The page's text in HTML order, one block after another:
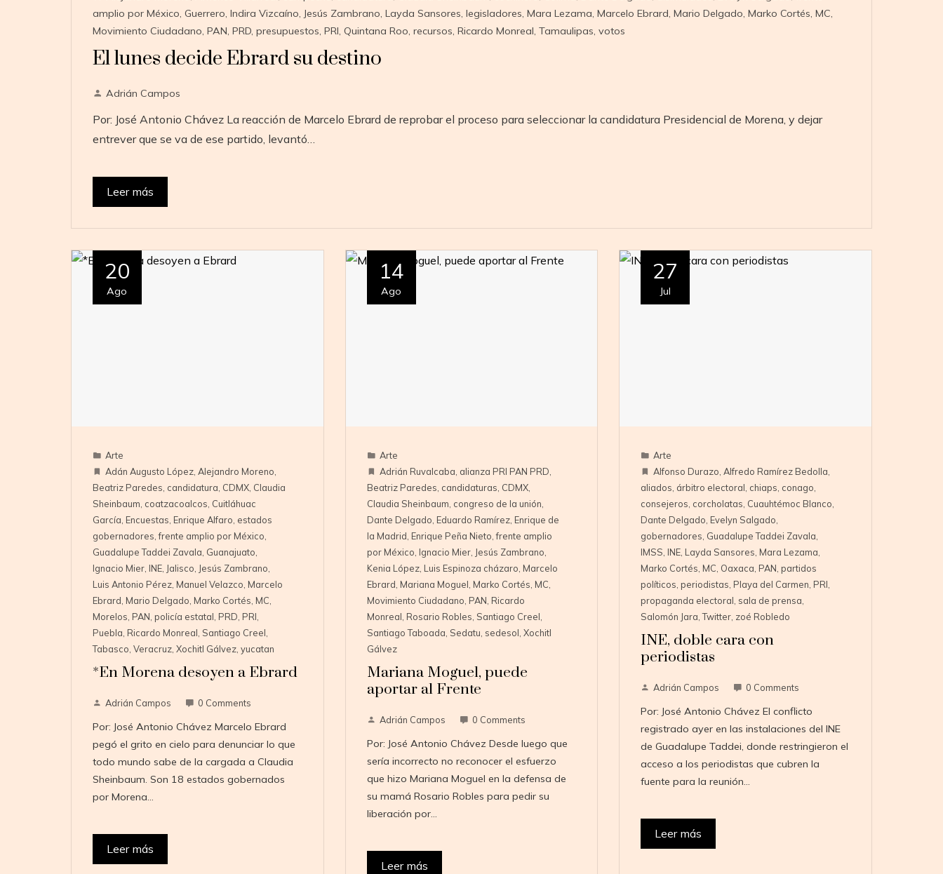
amplio por México, Guerrero, Indira Vizcaíno, Jesús Zambrano, Layda Sansores, legisladores, Mara Lezama, Marcelo Ebrard, Mario Delgado, Marko Cortés, MC,
Movimiento Ciudadano, PAN, PRD, presupuestos, PRI, Quintana Roo, recursos, Ricardo Monreal, Tamaulipas, votos
El lunes decide Ebrard su destino
Adrián Campos
Por: José Antonio Chávez La reacción de Marcelo Ebrard de reprobar el proceso para seleccionar la candidatura Presidencial de Morena, y dejar
entrever que se va de ese partido, levantó…
Leer más
20
Ago
Arte
Adán Augusto López, Alejandro Moreno
Beatriz Paredes candidatura CDMX, Claudia
Sheinbaum coatzacoalcos Cuitláhuac
García Encuestas Enrique Alfaro estados
gobernadores ,frente amplio por México
Guadalupe Taddei Zavala Guanajuato
Ignacio Mier, INE, Jalisco Jesús Zambrano
Luis Antonio Pérez, Manuel Velazco Marcelo
Ebrard Mario Delgado Marko Cortés MC
Morelos PAN policía estatal PRD PRI
Puebla Ricardo Monreal Santiago Creel
Tabasco Veracruz, Xochitl Gálvez, yucatan
*En Morena desoyen a Ebrard
Adrián Campos 0 Comments
Por: José Antonio Chávez Marcelo Ebrard
pegó el grito en cielo para denunciar lo que
todo mundo sabe de la cargada a Claudia
Sheinbaum. Son 18 estados gobernados
por Morena…
Leer más
14
Ago
Arte
Adrián Ruvalcaba alianza PRI PAN PRD
Beatriz Paredes candidaturas CDMX,
Claudia Sheinbaum congreso de la unión
Dante Delgado Eduardo Ramírez, Enrique de
la Madrid Enrique Peña Nieto ,frente amplio
por México Ignacio Mier, Jesús Zambrano
Kenia López, Luis Espinoza cházaro Marcelo
Ebrard Mariana Moguel Marko Cortés MC
Movimiento Ciudadano PAN Ricardo
Monreal Rosario Robles Santiago Creel
Santiago Taboada Sedatu sedesol Xochitl
Gálvez
Mariana Moguel, puede
aportar al Frente
Adrián Campos 0 Comments
Por: José Antonio Chávez Desde luego que
sería incorrecto no reconocer el esfuerzo
que hizo Mariana Moguel en la defensa de
su mamá Rosario Robles para pedir su
liberación por…
Leer más
27
Jul
Arte
Alfonso Durazo ,Alfredo Ramírez Bedolla
aliados árbitro electoral chiaps conago
consejeros corcholatas Cuauhtémoc Blanco
Dante Delgado Evelyn Salgado
gobernadores Guadalupe Taddei Zavala
IMSS INE Layda Sansores Mara Lezama
Marko Cortés MC Oaxaca PAN ,partidos
políticos ,periodistas Playa del Carmen PRI
propaganda electoral sala de prensa
Salomón Jara ,Twitter zoé Robledo
INE, doble cara con
periodistas
Adrián Campos 0 Comments
Por: José Antonio Chávez El conflicto
registrado ayer en las instalaciones del INE
de Guadalupe Taddei, donde restringieron el
acceso a los periodistas que cubren la
fuente para la reunión…
Leer más